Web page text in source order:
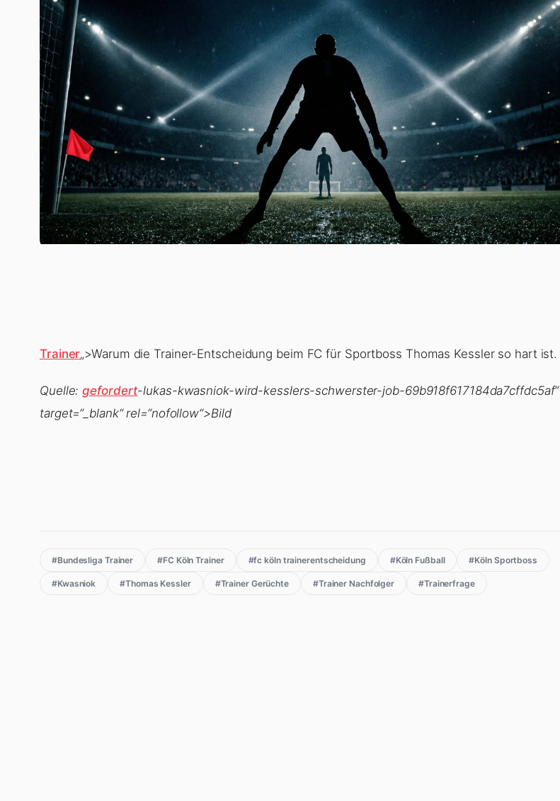
Trainer„>Warum die Trainer-Entscheidung beim FC für Sportboss Thomas Kessler so hart ist.
Quelle:gefordert-lukas-kwasniok-wird-kesslers-schwerster-job-69b918f617184da7cffdc5af“
target=“_blank“ rel=“nofollow“>Bild
#Bundesliga Trainer #FC Köln Trainer #fc köln trainerentscheidung #Köln Fußball #Köln Sportboss
#Kwasniok #Thomas Kessler #Trainer Gerüchte #Trainer Nachfolger #Trainerfrage